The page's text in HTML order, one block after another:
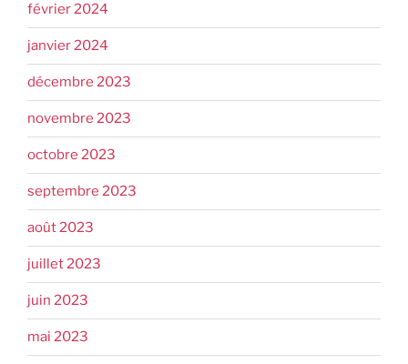
février 2024
janvier 2024
décembre 2023
novembre 2023
octobre 2023
septembre 2023
août 2023
juillet 2023
juin 2023
mai 2023